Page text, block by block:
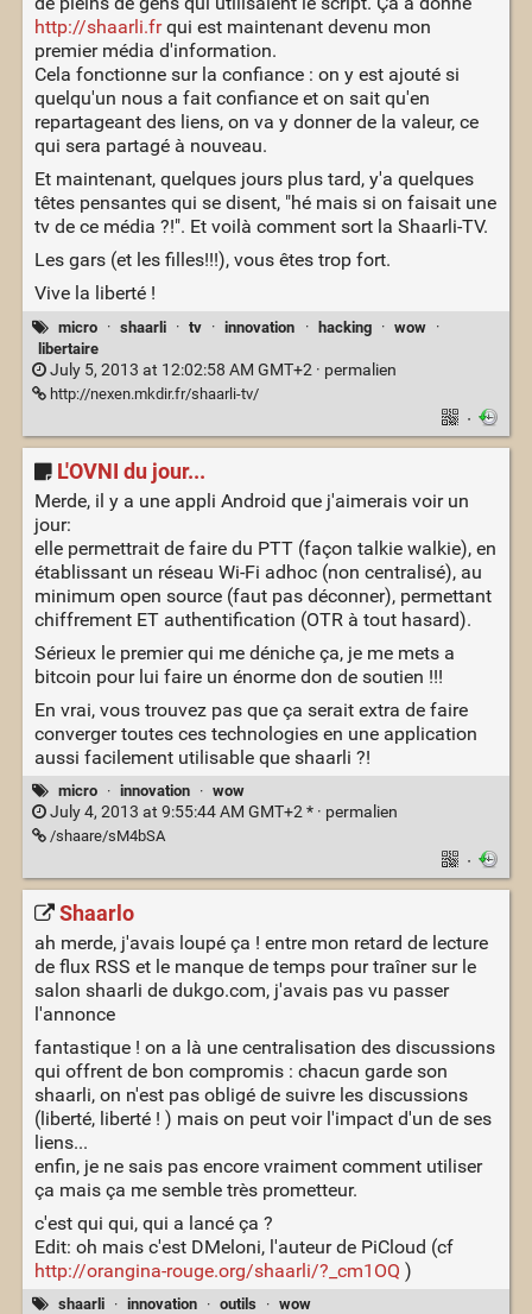
http://shaarli.frqui est maintenant devenu mon
premier média d'information.
Cela fonctionne sur la confiance : on y est ajouté si
quelqu'un nous a fait confiance et on sait qu'en
repartageant des liens, on va y donner de la valeur, ce
qui sera partagé à nouveau.
Et maintenant, quelques jours plus tard, y'a quelques
têtes pensantes qui se disent, "hé mais si on faisait une
tv de ce média ?!". Et voilà comment sort la Shaarli-TV.
Les gars (et les filles!!!), vous êtes trop fort.
Vive la liberté !
micro · shaarli · tv · innovation · hacking · wow
·
libertaire
July 5, 2013 at 12:02:58 AM GMT+2 · permalien
http://nexen.mkdir.fr/shaarli-tv/
·
L'OVNI du jour...
Merde, il y a une appli Android que j'aimerais voir un
jour:
elle permettrait de faire du PTT (façon talkie walkie), en
établissant un réseau Wi-Fi adhoc (non centralisé), au
minimum open source (faut pas déconner), permettant
chiffrement ET authentification (OTR à tout hasard).
Sérieux le premier qui me déniche ça, je me mets a
bitcoin pour lui faire un énorme don de soutien !!!
En vrai, vous trouvez pas que ça serait extra de faire
converger toutes ces technologies en une application
aussi facilement utilisable que shaarli ?!
micro · innovation · wow
July 4, 2013 at 9:55:44 AM GMT+2 * · permalien
/shaare/sM4bSA
·
Shaarlo
ah merde, j'avais loupé ça ! entre mon retard de lecture
de flux RSS et le manque de temps pour traîner sur le
salon shaarli de dukgo.com, j'avais pas vu passer
l'annonce
fantastique ! on a là une centralisation des discussions
qui offrent de bon compromis : chacun garde son
shaarli, on n'est pas obligé de suivre les discussions
(liberté, liberté ! ) mais on peut voir l'impact d'un de ses
liens...
enfin, je ne sais pas encore vraiment comment utiliser
ça mais ça me semble très prometteur.
c'est qui qui, qui a lancé ça ?
Edit: oh mais c'est DMeloni, l'auteur de PiCloud (cf
http://orangina-rouge.org/shaarli/?_cm1OQ )
shaarli · innovation · outils · wow